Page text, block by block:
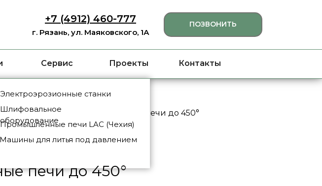
Сервис Проекты Контакты
ПОЗВОНИТЬ
+7 (4912) 460-777
г. Рязань, ул. Маяковского, 1А
Электроэрозионные станки
Шлифовальное
оборудование
Промышленные печи LAC (Чехия)
Машины для литья под давлением
камеры и низкотемпературные печи до 450°
печи до 450°